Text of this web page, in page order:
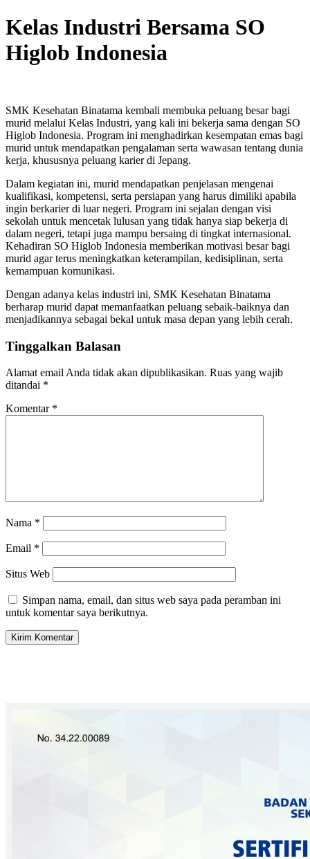
Kelas Industri Bersama SO
Higlob Indonesia
SMK Kesehatan Binatama kembali membuka peluang besar bagi
murid melalui Kelas Industri, yang kali ini bekerja sama dengan SO
Higlob Indonesia. Program ini menghadirkan kesempatan emas bagi
murid untuk mendapatkan pengalaman serta wawasan tentang dunia
kerja, khususnya peluang karier di Jepang.
Dalam kegiatan ini, murid mendapatkan penjelasan mengenai
kualifikasi, kompetensi, serta persiapan yang harus dimiliki apabila
ingin berkarier di luar negeri. Program ini sejalan dengan visi
sekolah untuk mencetak lulusan yang tidak hanya siap bekerja di
dalam negeri, tetapi juga mampu bersaing di tingkat internasional.
Kehadiran SO Higlob Indonesia memberikan motivasi besar bagi
murid agar terus meningkatkan keterampilan, kedisiplinan, serta
kemampuan komunikasi.
Dengan adanya kelas industri ini, SMK Kesehatan Binatama
berharap murid dapat memanfaatkan peluang sebaik-baiknya dan
menjadikannya sebagai bekal untuk masa depan yang lebih cerah.
Tinggalkan Balasan
Alamat email Anda tidak akan dipublikasikan. Ruas yang wajib
ditandai *
Komentar *
Nama *
Email *
Situs Web
Simpan nama, email, dan situs web saya pada peramban ini
untuk komentar saya berikutnya.